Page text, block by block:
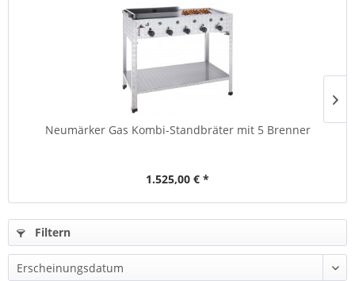
Neumärker Gas Kombi-Standbräter mit 5 Brenner
1.525,00 € *
Filtern